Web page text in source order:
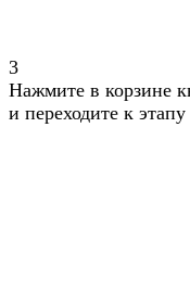
3
Нажмите в корзине
и переходите к